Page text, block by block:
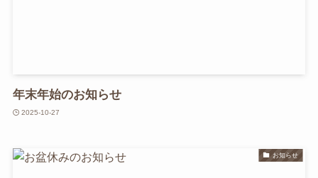
年末年始のお知らせ
2025-10-27
お知らせ